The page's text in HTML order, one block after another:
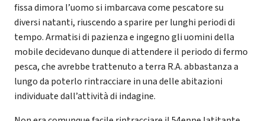
fissa dimora l’uomo si imbarcava come pescatore su
diversi natanti, riuscendo a sparire per lunghi periodi di
tempo. Armatisi di pazienza e ingegno gli uomini della
mobile decidevano dunque di attendere il periodo di fermo
pesca, che avrebbe trattenuto a terra R.A. abbastanza a
lungo da poterlo rintracciare in una delle abitazioni
individuate dall’attività di indagine.